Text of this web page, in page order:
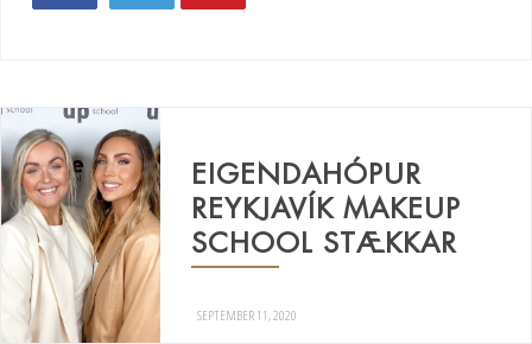
EIGENDAHÓPUR
REYKJAVÍK MAKEUP
SCHOOL STÆKKAR
SEPTEMBER 11, 2020